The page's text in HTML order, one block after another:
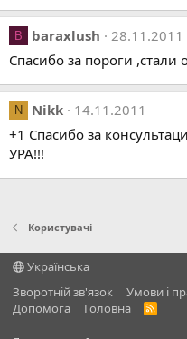
B baraxlush
28.11.2011
Спасибо за пороги ,стали
N Nikk
14.11.2011
+1 Спасибо за
УРА!!!
Користувачі
Українська
Зворотній зв'язок
Умови і
Дoпoмoга
Головна
R